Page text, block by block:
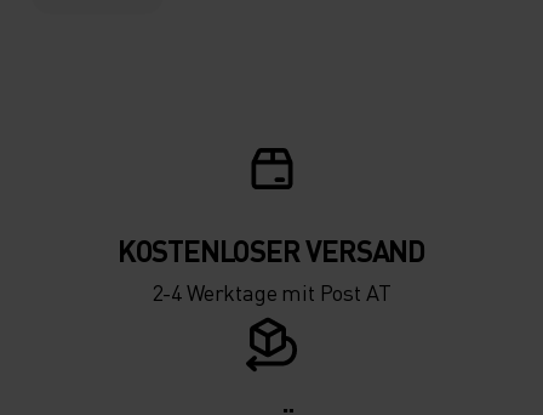
KOSTENLOSER VERSAND
2-4 Werktage mit Post AT